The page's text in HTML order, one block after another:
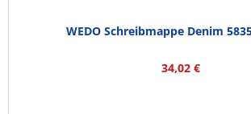
WEDO Schreibmappe Denim
34,02 €